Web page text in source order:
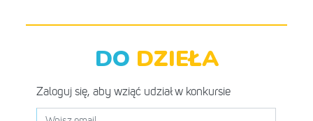
DO DZIEŁA